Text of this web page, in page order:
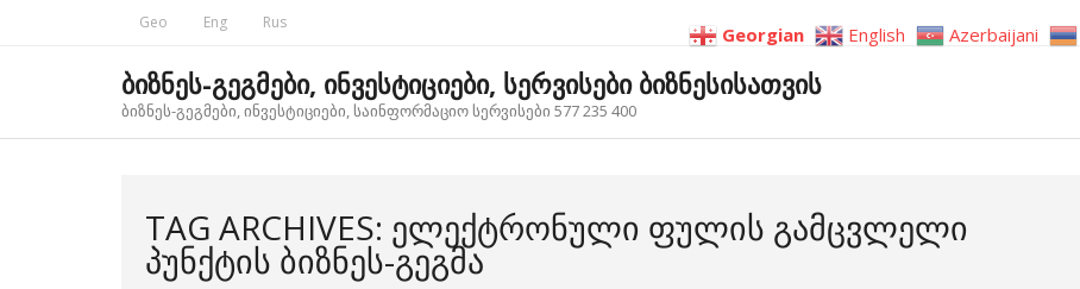
Geo Eng Rus
ბიზნეს-გეგმები, ინვესტიციები, სერვისები ბიზნესისათვის
ბიზნეს-გეგმები, ინვესტიციები, საინფორმაციო სერვისები 577 235 400
TAG ARCHIVES: ᲔᲚᲔᲥᲢᲠᲝᲜᲣᲚᲘ ᲤᲣᲚᲘᲡ ᲒᲐᲛᲪᲕᲚᲔᲚᲘ
ᲞᲣᲜᲥᲢᲘᲡ ᲑᲘᲖᲜᲔᲡ-ᲒᲔᲒᲛᲐ
Georgian English Azerbaijani